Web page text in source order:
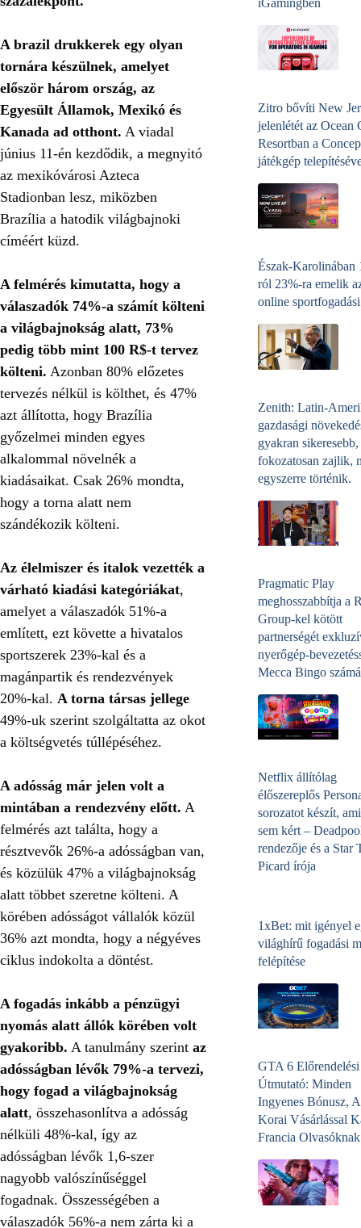
A brazil drukkerek egy olyan
tornára készülnek, amelyet
először három ország, az
Egyesült Államok, Mexikó és
Kanada ad otthont. A viadal
június 11-én kezdődik, a megnyitó
az mexikóvárosi Azteca
Stadionban lesz, miközben
Brazília a hatodik világbajnoki
címéért küzd.
A felmérés kimutatta, hogy a
válaszadók 74%-a számít költeni
a világbajnokság alatt, 73%
pedig több mint 100 R$-t tervez
költeni. Azonban 80% előzetes
tervezés nélkül is költhet, és 47%
azt állította, hogy Brazília
győzelmei minden egyes
alkalommal növelnék a
kiadásaikat. Csak 26% mondta,
hogy a torna alatt nem
szándékozik költeni.
Az élelmiszer és italok vezették a
várható kiadási kategóriákat,
amelyet a válaszadók 51%-a
említett, ezt követte a hivatalos
sportszerek 23%-kal és a
magánpartik és rendezvények
20%-kal. A torna társas jellege
49%-uk szerint szolgáltatta az okot
a költségvetés túllépéséhez.
A adósság már jelen volt a
mintában a rendezvény előtt. A
felmérés azt találta, hogy a
résztvevők 26%-a adósságban van,
és közülük 47% a világbajnokság
alatt többet szeretne költeni. A
körében adósságot vállalók közül
36% azt mondta, hogy a négyéves
ciklus indokolta a döntést.
A fogadás inkább a pénzügyi
nyomás alatt állók körében volt
gyakoribb. A tanulmány szerint az
adósságban lévők 79%-a tervezi,
hogy fogad a világbajnokság
alatt, összehasonlítva a adósság
nélküli 48%-kal, így az
adósságban lévők 1,6-szer
nagyobb valószínűséggel
fogadnak. Összességében a
válaszadók 56%-a nem zárta ki a
iGamingben
Zitro bővíti New
jelenlétét az Ocean
Resortban a
játékgép
Észak-Karolinában
ról 23%-ra emelik
online
Zenith: Latin-
gazdasági
gyakran sikeresebb,
fokozatosan zajlik,
egyszerre történik.
Pragmatic Play
meghosszabbítja a
Group-kel kötött
partnerségét
nyerőgép-
Mecca Bingo
Netflix állítólag
élőszereplős
sorozatot készít,
sem kért –
rendezője és a Star
Picard írója
1xBet: mit igényel
világhírű fogadási
felépítése
GTA 6 Előrendelési
Útmutató: Minden
Ingyenes Bónusz,
Korai Vásárlással
Francia Olvasóknak